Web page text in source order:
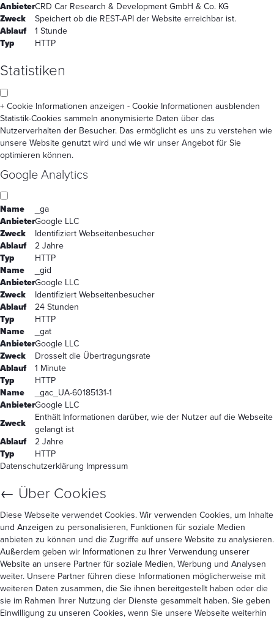
AnbieterCRD Car Research & Development GmbH & Co. KG
Zweck
Speichert ob die REST-API der Website erreichbar ist.
Ablauf
1 Stunde
Typ
HTTP
Statistiken
+ Cookie Informationen anzeigen - Cookie Informationen ausblenden
Statistik-Cookies sammeln anonymisierte Daten über das
Nutzerverhalten der Besucher. Das ermöglicht es uns zu verstehen wie
unsere Website genutzt wird und wie wir unser Angebot für Sie
optimieren können.
Google Analytics
Name
_ga
AnbieterGoogle LLC
Zweck
Identifiziert Webseitenbesucher
Ablauf
2 Jahre
Typ
HTTP
Name
_gid
AnbieterGoogle LLC
Zweck
Identifiziert Webseitenbesucher
Ablauf
24 Stunden
Typ
HTTP
Name
_gat
AnbieterGoogle LLC
Zweck
Drosselt die Übertragungsrate
Ablauf
1 Minute
Typ
HTTP
Name
_gac_UA-60185131-1
AnbieterGoogle LLC
Zweck
Enthält Informationen darüber, wie der Nutzer auf die Webseite
gelangt ist
Ablauf
2 Jahre
Typ
HTTP
Datenschutzerklärung Impressum
← Über Cookies
Diese Webseite verwendet Cookies. Wir verwenden Cookies, um Inhalte
und Anzeigen zu personalisieren, Funktionen für soziale Medien
anbieten zu können und die Zugriffe auf unsere Website zu analysieren.
Außerdem geben wir Informationen zu Ihrer Verwendung unserer
Website an unsere Partner für soziale Medien, Werbung und Analysen
weiter. Unsere Partner führen diese Informationen möglicherweise mit
weiteren Daten zusammen, die Sie ihnen bereitgestellt haben oder die
sie im Rahmen Ihrer Nutzung der Dienste gesammelt haben. Sie geben
Einwilligung zu unseren Cookies, wenn Sie unsere Webseite weiterhin